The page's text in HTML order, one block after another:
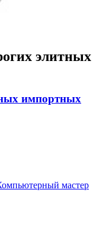
элитных
импортных
мастер